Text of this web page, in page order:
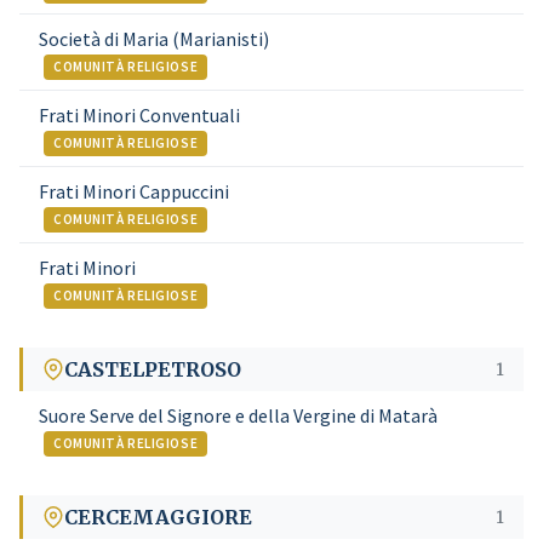
Società di Maria (Marianisti)
COMUNITÀ RELIGIOSE
Frati Minori Conventuali
COMUNITÀ RELIGIOSE
Frati Minori Cappuccini
COMUNITÀ RELIGIOSE
Frati Minori
COMUNITÀ RELIGIOSE
CASTELPETROSO 1
Suore Serve del Signore e della Vergine di Matarà
COMUNITÀ RELIGIOSE
CERCEMAGGIORE 1